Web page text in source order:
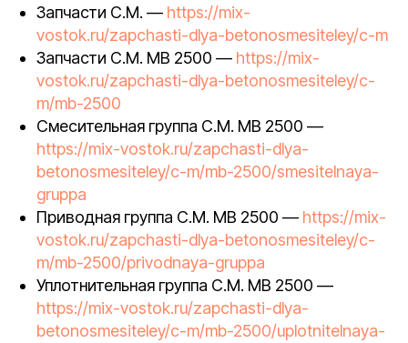
Запчасти C.M. — https://mix-
vostok.ru/zapchasti-dlya-betonosmesiteley/c-m
Запчасти C.M. MB 2500 — https://mix-
vostok.ru/zapchasti-dlya-betonosmesiteley/c-
m/mb-2500
Смесительная группа C.M. MB 2500 —
https://mix-vostok.ru/zapchasti-dlya-
betonosmesiteley/c-m/mb-2500/smesitelnaya-
gruppa
Приводная группа C.M. MB 2500 — https://mix-
vostok.ru/zapchasti-dlya-betonosmesiteley/c-
m/mb-2500/privodnaya-gruppa
Уплотнительная группа C.M. MB 2500 —
https://mix-vostok.ru/zapchasti-dlya-
betonosmesiteley/c-m/mb-2500/uplotnitelnaya-